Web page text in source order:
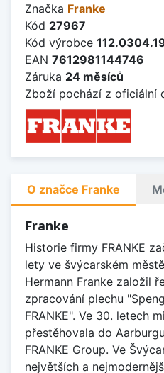
Značka Franke
Kód 27967
Kód výrobce
EAN 7612981144746
Záruka 24 měsíců
Zboží pochází z oficiální
O značce Franke
Franke
Historie firmy FRANKE
lety ve švýcarském
Hermann Franke založil
zpracování plechu
FRANKE". Ve 30. letech
přestěhovala do
FRANKE Group. Ve
největších a